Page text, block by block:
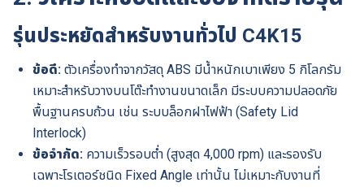
รุ่นประหยัดสำหรับงานทั่วไป C4K15
ข้อดี: ตัวเครื่องทำจากวัสดุ ABS มีน้ำหนักเบาเพียง 5 กิโลกรัม
เหมาะสำหรับวางบนโต๊ะทำงานขนาดเล็ก มีระบบความปลอดภัย
พื้นฐานครบถ้วน เช่น ระบบล็อกฝาไฟฟ้า (Safety Lid
Interlock)
ข้อจำกัด: ความเร็วรอบต่ำ (สูงสุด 4,000 rpm) และรองรับ
เฉพาะโรเตอร์ชนิด Fixed Angle เท่านั้น ไม่เหมาะกับงานที่